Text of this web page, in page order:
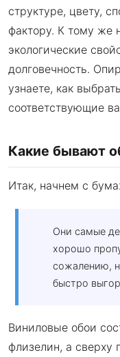
структуре, цвету,
фактору. К тому же
экологические
долговечность.
узнаете, как
соответствующие
Какие бывают
Итак, начнем с
Они самые
хорошо
сожалению,
быстро
Виниловые обои
флизелин, а сверху